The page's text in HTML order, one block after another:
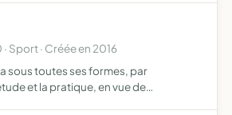
Sport · Créée en 2016
sous toutes ses formes, par
et la pratique, en vue de